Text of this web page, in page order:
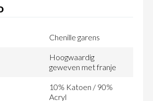
Chenille garens
Hoogwaardig
geweven met franje
10% Katoen / 90%
Acryl